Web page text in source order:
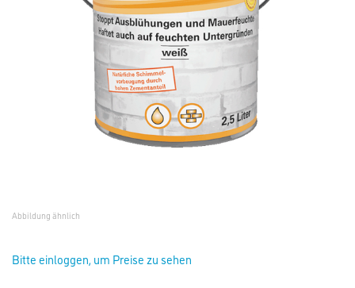
Abbildung ähnlich
Bitte einloggen, um Preise zu sehen